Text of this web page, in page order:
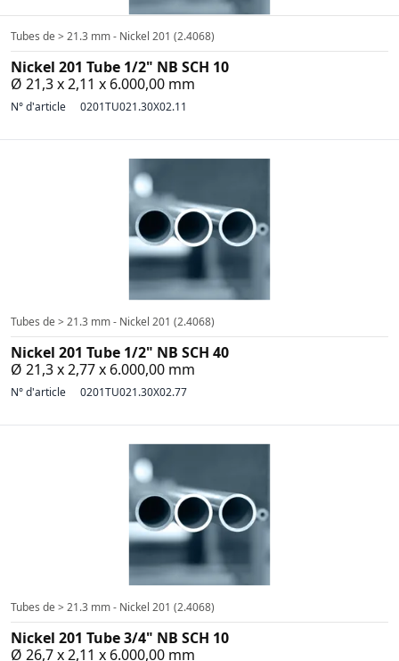
Tubes de > 21.3 mm - Nickel 201 (2.4068)
Nickel 201 Tube 1/2" NB SCH 10
Ø 21,3 x 2,11 x 6.000,00 mm
N° d'article 0201TU021.30X02.11
Tubes de > 21.3 mm - Nickel 201 (2.4068)
Nickel 201 Tube 1/2" NB SCH 40
Ø 21,3 x 2,77 x 6.000,00 mm
N° d'article 0201TU021.30X02.77
Tubes de > 21.3 mm - Nickel 201 (2.4068)
Nickel 201 Tube 3/4" NB SCH 10
Ø 26,7 x 2,11 x 6.000,00 mm